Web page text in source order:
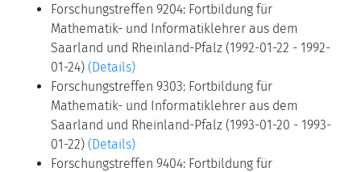
Forschungstreffen 9204: Fortbildung für
Mathematik- und Informatiklehrer aus dem
Saarland und Rheinland-Pfalz (1992-01-22 - 1992-
01-24) (Details)
Forschungstreffen 9303: Fortbildung für
Mathematik- und Informatiklehrer aus dem
Saarland und Rheinland-Pfalz (1993-01-20 - 1993-
01-22) (Details)
Forschungstreffen 9404: Fortbildung für